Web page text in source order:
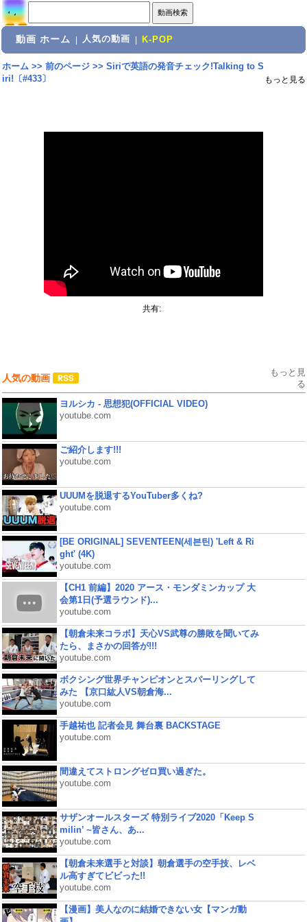
動画 ホーム 人気の動画 K-POP
ホーム>> 前のページ>> Siriで英語の発音チェック!Talking to S
iri!〔#433〕
もっと見る
共有:
人気の動画
もっと見
る
ヨルシカ - 思想犯(OFFICIAL VIDEO)
youtube.com
ご紹介します!!!
youtube.com
UUUMを脱退するYouTuber多くね?
youtube.com
[BE ORIGINAL] SEVENTEEN(세븐틴) 'Left & Ri
ght' (4K)
youtube.com
【CH1 前編】2020 アース・モンダミンカップ 大
会第1日(予選ラウンド)...
youtube.com
【朝倉未来コラボ】天心VS武尊の勝敗を聞いてみ
たら、まさかの回答が!!!
youtube.com
ボクシング世界チャンピオンとスパーリングして
みた 【京口紘人VS朝倉海...
youtube.com
手越祐也 記者会見 舞台裏 BACKSTAGE
youtube.com
間違えてストロングゼロ買い過ぎた。
youtube.com
サザンオールスターズ 特別ライブ2020「Keep S
milin’ ~皆さん、あ...
youtube.com
【朝倉未来選手と対談】朝倉選手の空手技、レベ
ル高すぎてビビった!!
youtube.com
【漫画】美人なのに結婚できない女【マンガ動